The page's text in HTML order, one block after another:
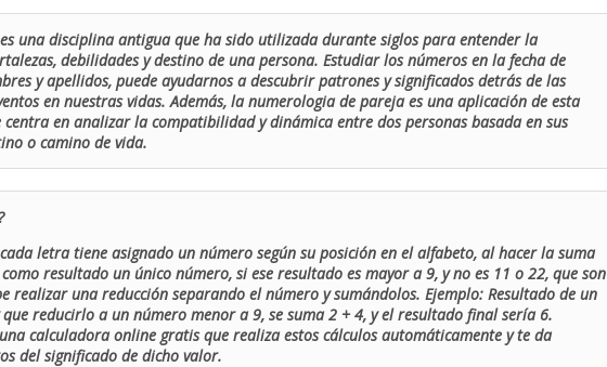
una disciplina antigua que ha sido utilizada durante siglos para entender la
debilidades y destino de una persona. Estudiar los números en la fecha de
y apellidos, puede ayudarnos a descubrir patrones y significados detrás de las
en nuestras vidas. Además, la numerologia de pareja es una aplicación de esta
centra en analizar la compatibilidad y dinámica entre dos personas basada en sus
o camino de vida.
letra tiene asignado un número según su posición en el alfabeto, al hacer la suma
resultado un único número, si ese resultado es mayor a 9, y no es 11 o 22, que son
realizar una reducción separando el número y sumándolos. Ejemplo: Resultado de un
reducirlo a un número menor a 9, se suma 2 + 4, y el resultado final sería 6.
calculadora online gratis que realiza estos cálculos automáticamente y te da
del significado de dicho valor.